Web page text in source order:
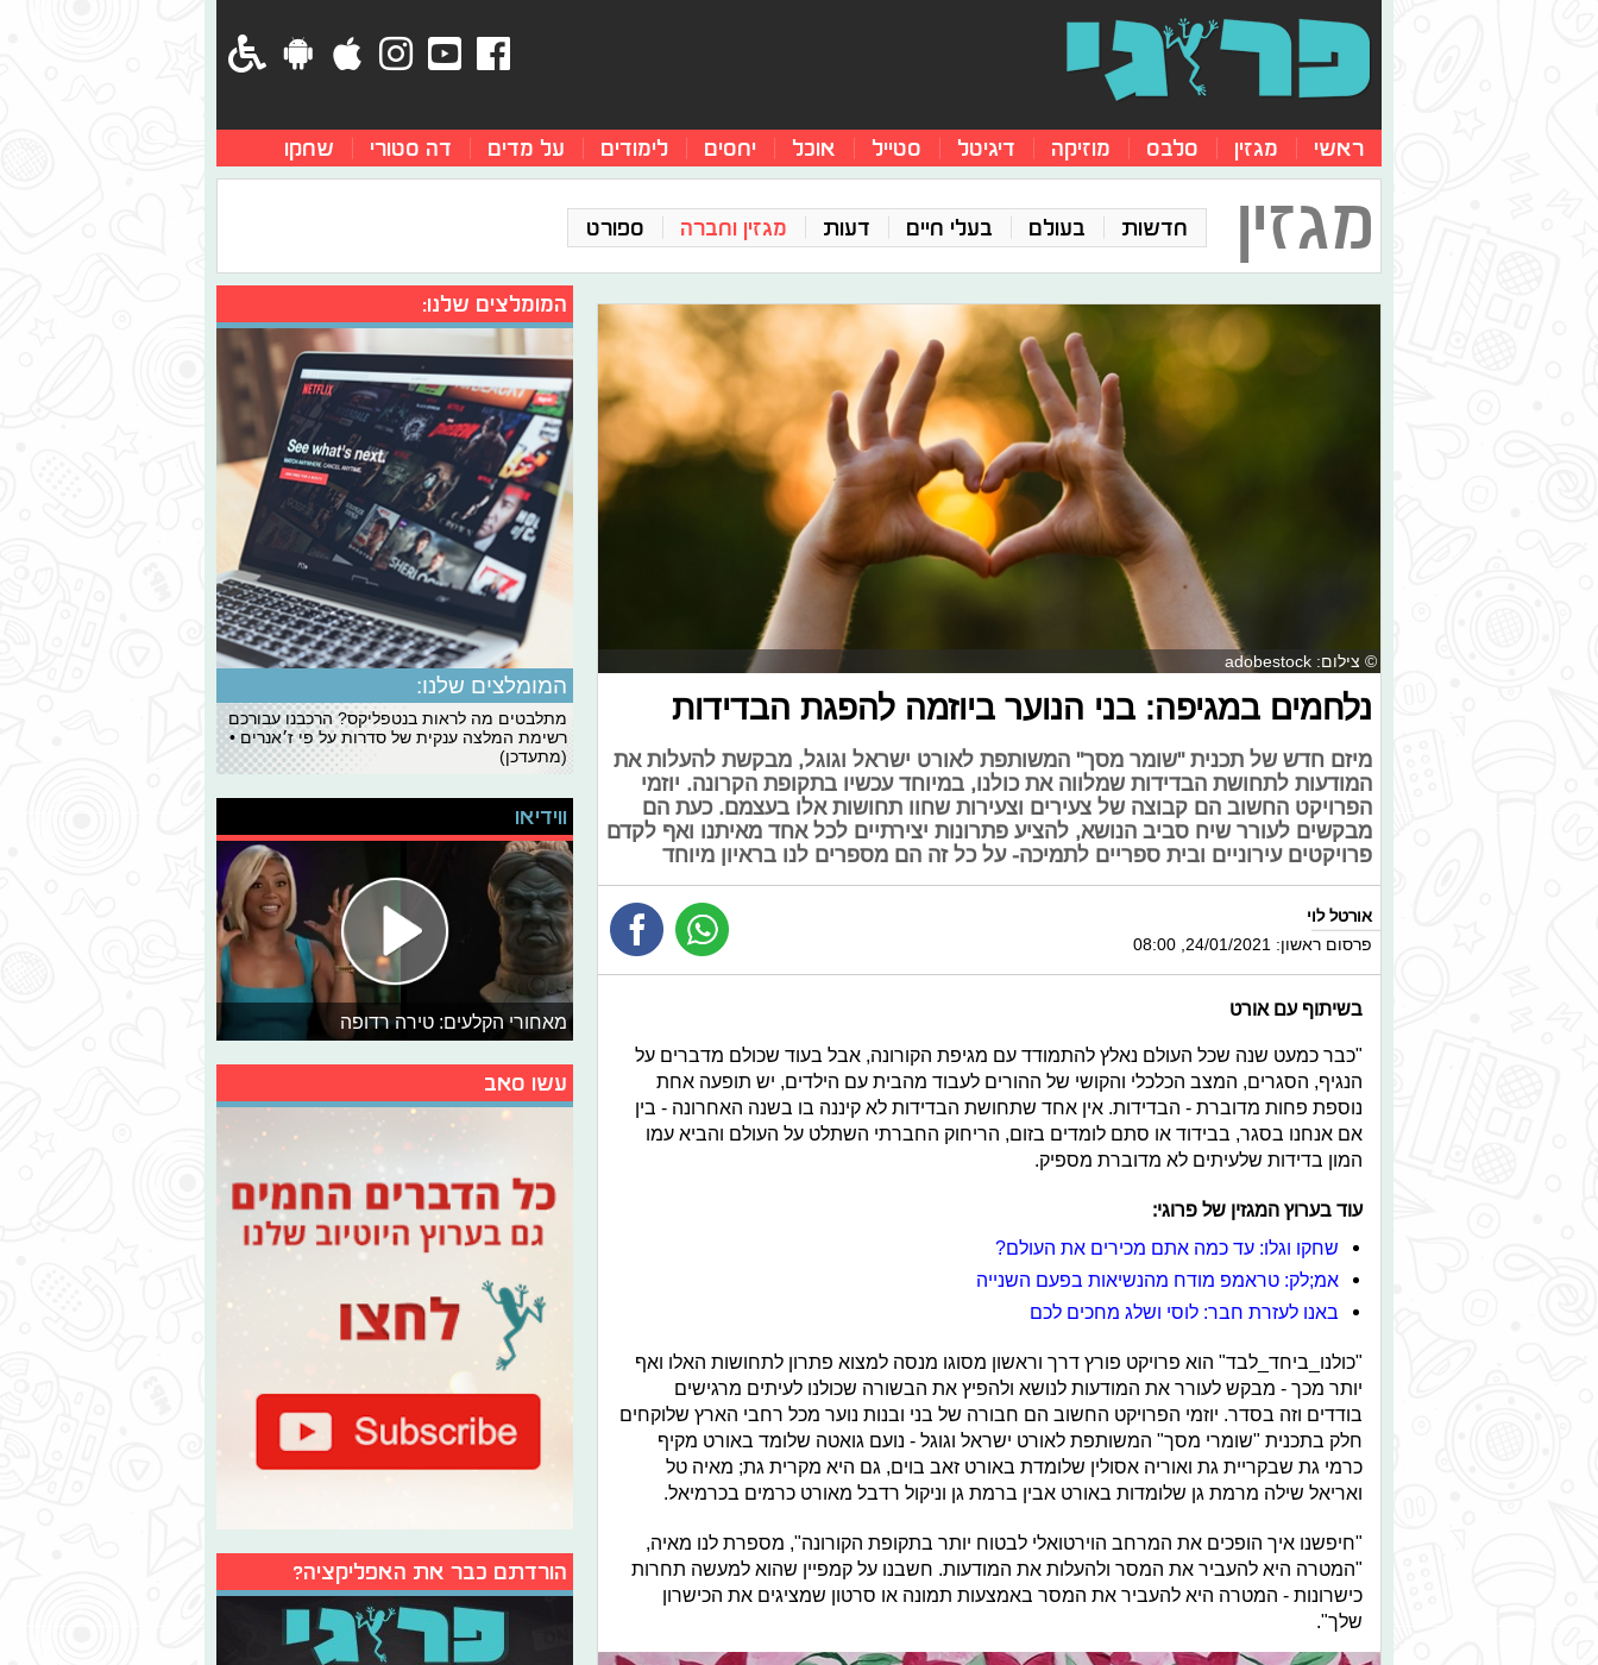
ראשי מגזין סלבס מוזיקה דיגיטל סטייל אוכל יחסים לימודים על מדים דה סטורי שחקו
מגזין חדשות בעולם בעלי חיים דעות מגזין וחברה ספורט
© צילום: adobestock
נלחמים במגיפה: בני הנוער ביוזמה להפגת הבדידות
מיזם חדש של תכנית "שומר מסך" המשותפת לאורט ישראל וגוגל, מבקשת להעלות את
המודעות לתחושת הבדידות שמלווה את כולנו, במיוחד עכשיו בתקופת הקרונה. יוזמי
הפרויקט החשוב הם קבוצה של צעירים וצעירות שחוו תחושות אלו בעצמם. כעת הם
מבקשים לעורר שיח סביב הנושא, להציע פתרונות יצירתיים לכל אחד מאיתנו ואף לקדם
פרויקטים עירוניים ובית ספריים לתמיכה- על כל זה הם מספרים לנו בראיון מיוחד
אורטל לוי
פרסום ראשון: 24/01/2021, 08:00
בשיתוף עם אורט
"כבר כמעט שנה שכל העולם נאלץ להתמודד עם מגיפת הקורונה, אבל בעוד שכולם מדברים על
הנגיף, הסגרים, המצב הכלכלי והקושי של ההורים לעבוד מהבית עם הילדים, יש תופעה אחת
נוספת פחות מדוברת - הבדידות. אין אחד שתחושת הבדידות לא קיננה בו בשנה האחרונה - בין
אם אנחנו בסגר, בבידוד או סתם לומדים בזום, הריחוק החברתי השתלט על העולם והביא עמו
המון בדידות שלעיתים לא מדוברת מספיק.
עוד בערוץ המגזין של פרוגי:
שחקו וגלו: עד כמה אתם מכירים את העולם?
אמ;לק: טראמפ מודח מהנשיאות בפעם השנייה
באנו לעזרת חבר: לוסי ושלג מחכים לכם
"כולנו_ביחד_לבד" הוא פרויקט פורץ דרך וראשון מסוגו מנסה למצוא פתרון לתחושות האלו ואף
יותר מכך - מבקש לעורר את המודעות לנושא ולהפיץ את הבשורה שכולנו לעיתים מרגישים
בודדים וזה בסדר. יוזמי הפרויקט החשוב הם חבורה של בני ובנות נוער מכל רחבי הארץ שלוקחים
חלק בתכנית "שומרי מסך" המשותפת לאורט ישראל וגוגל - נועם גואטה שלומד באורט מקיף
כרמי גת שבקריית גת ואוריה אסולין שלומדת באורט זאב בוים, גם היא מקרית גת; מאיה טל
ואריאל שילה מרמת גן שלומדות באורט אבין ברמת גן וניקול רדבל מאורט כרמים בכרמיאל.
"חיפשנו איך הופכים את המרחב הוירטואלי לבטוח יותר בתקופת הקורונה", מספרת לנו מאיה,
"המטרה היא להעביר את המסר ולהעלות את המודעות. חשבנו על קמפיין שהוא למעשה תחרות
כישרונות - המטרה היא להעביר את המסר באמצעות תמונה או סרטון שמציגים את הכישרון
שלך".
המומלצים שלנו:
המומלצים שלנו:
מתלבטים מה לראות בנטפליקס? הרכבנו עבורכם
רשימת המלצה ענקית של סדרות על פי ז׳אנרים •
(מתעדכן)
ווידיאו
מאחורי הקלעים: טירה רדופה
עשו סאב
הורדתם כבר את האפליקציה?